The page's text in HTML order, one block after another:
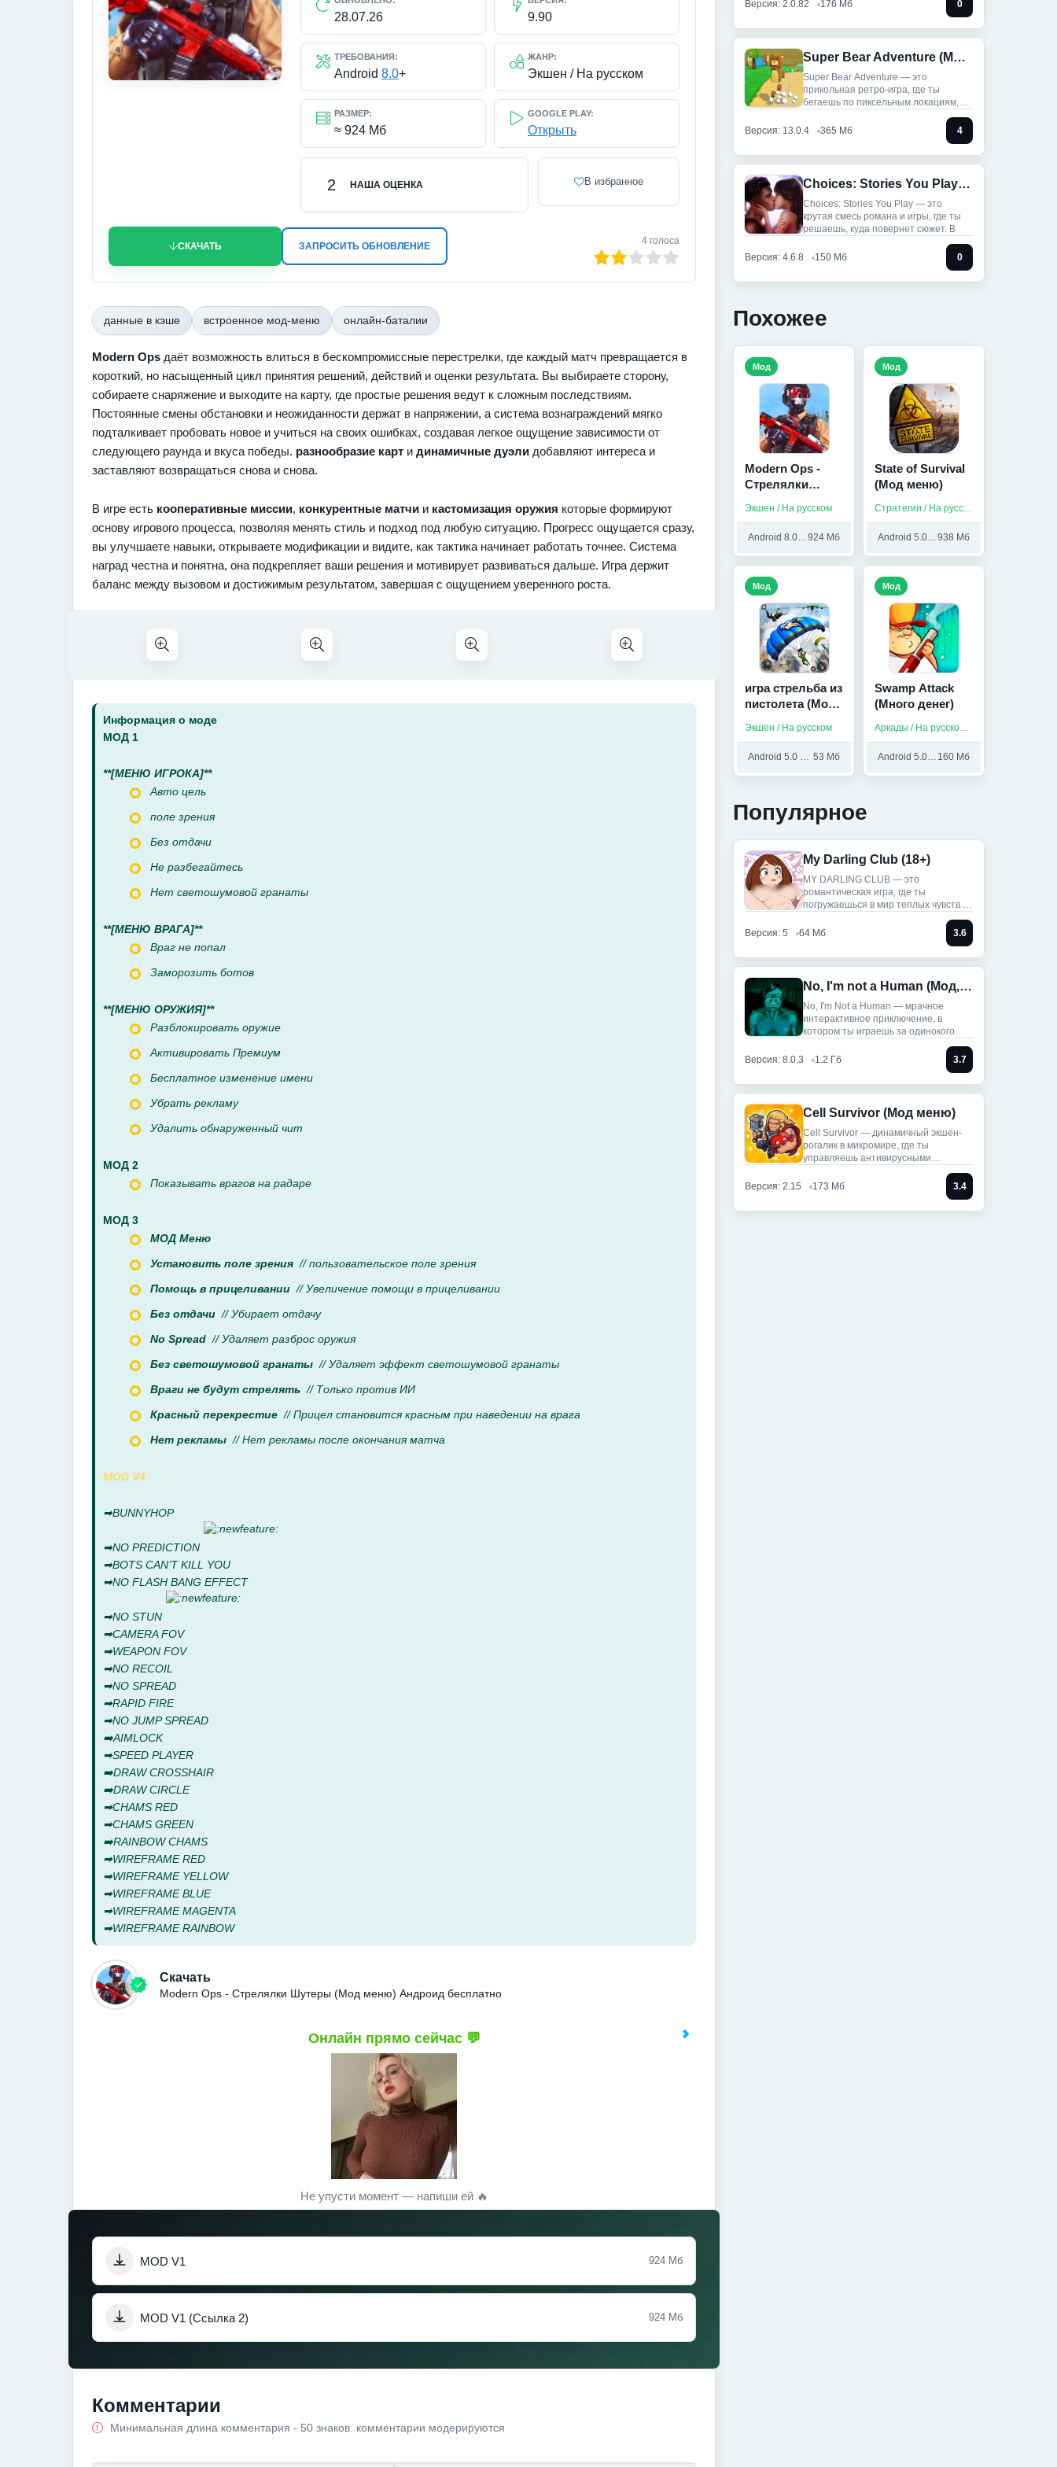
28.07.26 9.90
ТРЕБОВАНИЯ:
Android 8.0+
ЖАНР:
Экшен / На русском
РАЗМЕР:
≈ 924 Мб
GOOGLE PLAY:
Открыть
НАША ОЦЕНКА
2 В избранное
СКАЧАТЬ ЗАПРОСИТЬ ОБНОВЛЕНИЕ
40
4 голоса
данные в кэше встроенное мод-меню онлайн-баталии
Modern Ops даёт возможность влиться в бескомпромиссные перестрелки, где каждый матч превращается в
короткий, но насыщенный цикл принятия решений, действий и оценки результата. Вы выбираете сторону,
собираете снаряжение и выходите на карту, где простые решения ведут к сложным последствиям.
Постоянные смены обстановки и неожиданности держат в напряжении, а система вознаграждений мягко
подталкивает пробовать новое и учиться на своих ошибках, создавая легкое ощущение зависимости от
следующего раунда и вкуса победы. разнообразие карт и динамичные дуэли добавляют интереса и
заставляют возвращаться снова и снова.
В игре есть кооперативные миссии, конкурентные матчи и кастомизация оружия которые формируют
основу игрового процесса, позволяя менять стиль и подход под любую ситуацию. Прогресс ощущается сразу,
вы улучшаете навыки, открываете модификации и видите, как тактика начинает работать точнее. Система
наград честна и понятна, она подкрепляет ваши решения и мотивирует развиваться дальше. Игра держит
баланс между вызовом и достижимым результатом, завершая с ощущением уверенного роста.
Информация о моде
МОД 1
**[МЕНЮ ИГРОКА]**
Авто цель
поле зрения
Без отдачи
Не разбегайтесь
Нет светошумовой гранаты
**[МЕНЮ ВРАГА]**
Враг не попал
Заморозить ботов
**[МЕНЮ ОРУЖИЯ]**
Разблокировать оружие
Активировать Премиум
Бесплатное изменение имени
Убрать рекламу
Удалить обнаруженный чит
МОД 2
Показывать врагов на радаре
МОД 3
МОД Меню
Установить поле зрения // пользовательское поле зрения
Помощь в прицеливании // Увеличение помощи в прицеливании
Без отдачи // Убирает отдачу
No Spread // Удаляет разброс оружия
Без светошумовой гранаты // Удаляет эффект светошумовой гранаты
Враги не будут стрелять // Только против ИИ
Красный перекрестие // Прицел становится красным при наведении на врага
Нет рекламы // Нет рекламы после окончания матча
MOD V4
➡BUNNYHOP
➡NO PREDICTION
➡BOTS CAN’T KILL YOU
➡NO FLASH BANG EFFECT
➡NO STUN
➡CAMERA FOV
➡WEAPON FOV
➡NO RECOIL
➡NO SPREAD
➡RAPID FIRE
➡NO JUMP SPREAD
➡️AIMLOCK
➡SPEED PLAYER
➡️DRAW CROSSHAIR
➡️DRAW CIRCLE
➡CHAMS RED
➡CHAMS GREEN
➡️RAINBOW CHAMS
➡WIREFRAME RED
➡WIREFRAME YELLOW
➡WIREFRAME BLUE
➡WIREFRAME MAGENTA
➡WIREFRAME RAINBOW
Скачать
Modern Ops - Стрелялки Шутеры (Мод меню) Андроид бесплатно
Онлайн прямо сейчас 💬
Не упусти момент — напиши ей 🔥
MOD V1 924 Мб
MOD V1 (Ссылка 2) 924 Мб
Комментарии
Минимальная длина комментария - 50 знаков. комментарии модерируются
Версия: 2.0.82 176 Мб 0
Super Bear Adventure (Мод, Много денег)
Super Bear Adventure — это
прикольная ретро-игра, где ты
бегаешь по пиксельным локациям,
Версия: 13.0.4
365 Мб 4
Choices: Stories You Play (Мод, Бесплатные выборы)
Choices: Stories You Play — это
крутая смесь романа и игры, где ты
решаешь, куда повернет сюжет. В
Версия: 4.6.8 150 Мб 0
Похожее
Modern Ops -
Стрелялки
меню)
Экшен / На русском
Android 8.0 и выше924 Мб
Мод
State of Survival
(Мод меню)
Стратегии / На русском
Android 5.0 и выше938 Мб
Мод
игра стрельба из
пистолета (Мод,
Экшен / На русском
Android 5.0 и выше 53 Мб
Мод
Swamp Attack
(Много денег)
Аркады / На русском / Без интернета
Android 5.0 и выше 160 Мб
Мод
Популярное
My Darling Club (18+)
MY DARLING CLUB — это
романтическая игра, где ты
погружаешься в мир теплых чувств и
Версия: 5
64 Мб 3.6
No, I'm not a Human (Мод, Unlocked)
No, I'm Not a Human — мрачное
интерактивное приключение, в
котором ты играешь за одинокого
Версия: 8.0.3 1.2 Гб 3.7
Cell Survivor (Мод меню)
Cell Survivor — динамичный экшен-
рогалик в микромире, где ты
управляешь антивирусными
Версия: 2.15
173 Мб 3.4